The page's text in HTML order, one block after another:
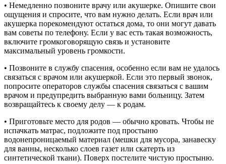
• Немедленно позвоните врачу или акушерке. Опишите свои
ощущения и спросите, что вам нужно делать. Если врач или
акушерка порекомендуют остаться дома, то они могут давать
вам советы по телефону. Если у вас есть такая возможность,
включите громкоговорящую связь и установите
максимальный уровень громкости.
• Позвоните в службу спасения, особенно если вам не удалось
связаться с врачом или акушеркой. Если это первый звонок,
попросите операторов службы спасения связаться с вашим
врачом и предупредить выбранную вами больницу. Затем
возвращайтесь к своему делу — к родам.
• Приготовьте место для родов — обычно кровать. Чтобы не
испачкать матрас, подложите под простыню
водонепроницаемый материал (мешки для мусора, занавеску
для ванны, несколько слоев газет или скатерть из
синтетической ткани). Поверх постелите чистую простыню.